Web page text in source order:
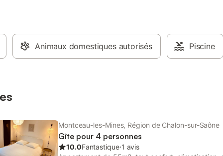
table et fer à repasser.
- Un jardin de 300 m² exposé
entièrement clos et privé. Un
- Un balcon de 12 m²,
Animaux domestiques autorisés Piscine
Montceau-les-Mines, Région de Chalon-sur-Saône
Gîte pour 4 personnes
10.0Fantastique⋅1 avis